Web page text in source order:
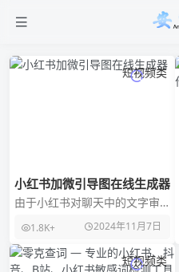
短视频类
小红书加微引导图在线生成器
由于小红书对聊天中的文字审
核实在是太严格，所以想出通
过发送包含微信号的表情包的
方式来规避风险。但手动
1.8K+ 2024年11月7日
短视频类